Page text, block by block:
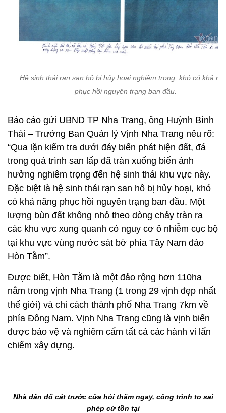
Hệ sinh thái rạn san hô bị hủy hoại nghiêm trọng, khó có khả
phục hồi nguyên trạng ban đầu.
Báo cáo gửi UBND TP Nha Trang, ông Huỳnh Bình
Thái – Trưởng Ban Quản lý Vịnh Nha Trang nêu rõ:
“Qua lặn kiểm tra dưới đáy biển phát hiện đất, đá
trong quá trình san lấp đã tràn xuống biển ảnh
hưởng nghiêm trọng đến hệ sinh thái khu vực này.
Đặc biệt là hệ sinh thái rạn san hô bị hủy hoại, khó
có khả năng phục hồi nguyên trạng ban đầu. Một
lượng bùn đất không nhỏ theo dòng chảy tràn ra
các khu vực xung quanh có nguy cơ ô nhiễm cục bộ
tại khu vực vùng nước sát bờ phía Tây Nam đảo
Hòn Tằm”.
Được biết, Hòn Tằm là một đảo rộng hơn 110ha
nằm trong vịnh Nha Trang (1 trong 29 vịnh đẹp nhất
thế giới) và chỉ cách thành phố Nha Trang 7km về
phía Đông Nam. Vịnh Nha Trang cũng là vịnh biển
được bảo vệ và nghiêm cấm tất cả các hành vi lấn
chiếm xây dựng.
Nhà dân đổ cát trước cửa hỏi thăm ngay, công trình to sai
phép cứ tồn tại